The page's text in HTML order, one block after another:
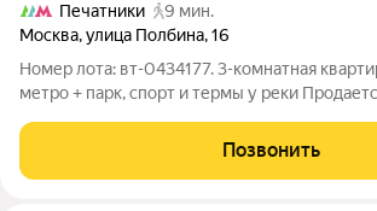
Печатники
9 мин.
Москва,улица Полбина,16
Номер лота: вт-0434177. 3-комнатная
метро + парк, спорт и термы у реки
метро "Печатники" и до платформы
5 минут пешком. Но
Позвонить